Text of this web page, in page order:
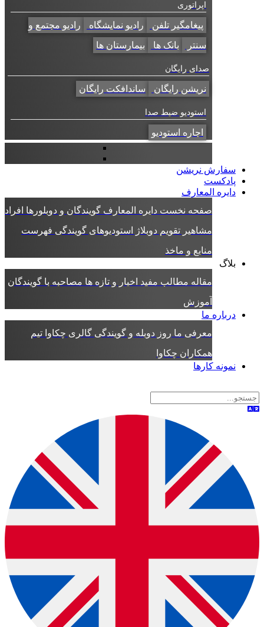
اپراتوری
پیغامگیر تلفن رادیو نمایشگاه رادیو مجتمع و
سنتر بانک ها بیمارستان ها
صدای رایگان
نریشن رایگان ساندافکت رایگان
استودیو ضبط صدا
اجاره استودیو
سفارش نریشن
پادکست
دایره المعارف
صفحه نخست دایره المعارفگویندگان و دوبلورهاافراد
مشاهیرتقویم دوبلاژاستودیوهای گویندگیفهرست
منابع و ماخذ
بلاگ
مقالهمطالب مفیداخبار و تازه ها مصاحبه با گویندگان
آموزش
درباره ما
معرفی ماروز دوبله و گویندگیگالری چکاواتیم
همکاران چکاوا
نمونه کارها